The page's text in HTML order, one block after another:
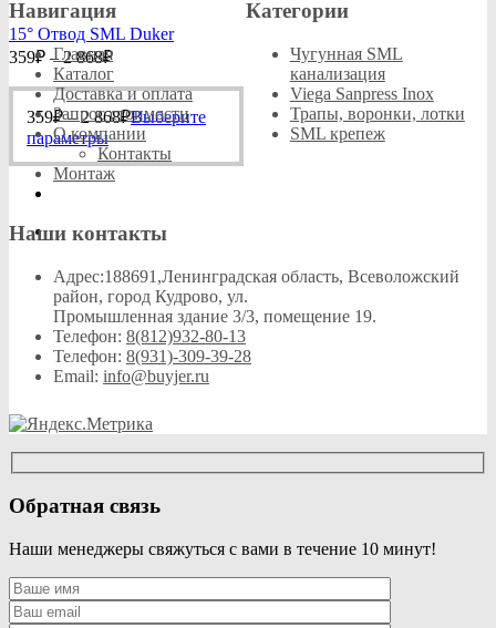
15° Отвод SML Duker
359₽ – 2 868₽Диапазон
цен:
359₽
–
2
868₽
359₽ – 2 868₽Диапазон
цен:
359₽
Выберите
параметрыЭтот
товар
имеет
Опции
выбрать
на
странице
товара.
Навигация
Главная
Каталог
Доставка и оплата
Запрос стоимости
О компании
Контакты
Монтаж
Категории
Чугунная SML
канализация
Viega Sanpress Inox
Трапы, воронки, лотки
SML крепеж
Наши контакты
Адрес:188691,Ленинградская область, Всеволожский
район, город Кудрово, ул.
Промышленная здание 3/3, помещение 19.
Телефон: 8(812)932-80-13
Телефон: 8(931)-309-39-28
Email: info@buyjer.ru
Обратная связь
Наши менеджеры свяжуться с вами в течение 10 минут!